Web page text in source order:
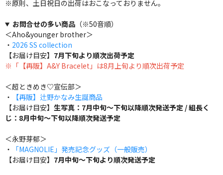
※原則、土日祝日の出荷はおこなっておりません。
お問合せの多い商品（※50音順）
＜Aho&younger brother＞
・ 2026 SS collection
【お届け目安】 7月下旬より順次出荷予定
※「【再販】A&Y Bracelet」は8月上旬より順次出荷予定
＜超ときめき♡宣伝部＞
・
【再販】辻野かなみ生誕商品
【お届け目安】 生写真：7月中旬～下旬以降順次発送予定 / 組長く
じ：8月中旬～下旬以降順次発送予定
＜永野芽郁＞
・
「MAGNOLIE」発売記念グッズ（一般販売）
【お届け目安】 7月中旬～下旬より順次発送予定